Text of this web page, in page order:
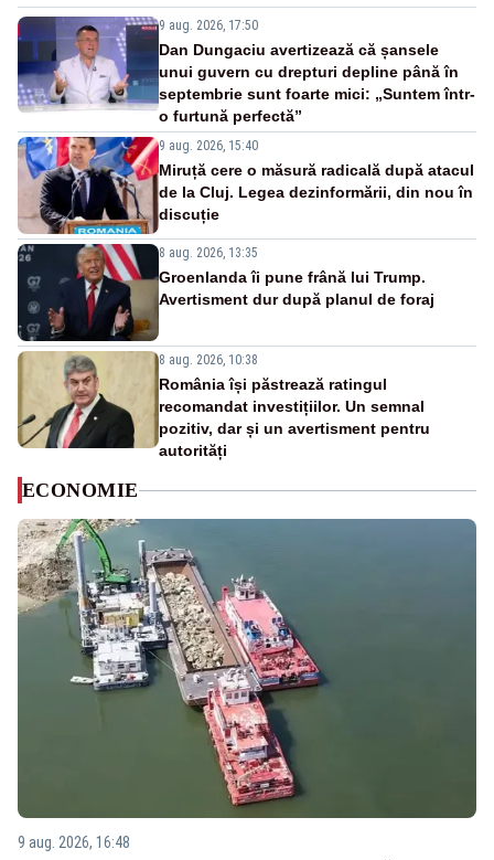
9 aug. 2026, 17:50
Dan Dungaciu avertizează că șansele
unui guvern cu drepturi depline până în
septembrie sunt foarte mici: „Suntem într-
o furtună perfectă”
9 aug. 2026, 15:40
Miruță cere o măsură radicală după atacul
de la Cluj. Legea dezinformării, din nou în
discuție
8 aug. 2026, 13:35
Groenlanda îi pune frână lui Trump.
Avertisment dur după planul de foraj
8 aug. 2026, 10:38
România își păstrează ratingul
recomandat investițiilor. Un semnal
pozitiv, dar și un avertisment pentru
autorități
ECONOMIE
9 aug. 2026, 16:48